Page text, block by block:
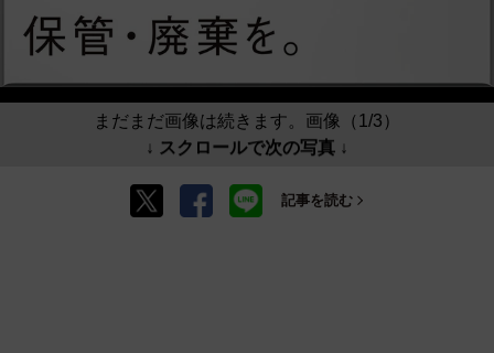
まだまだ画像は続きます。画像（1/3）
↓ スクロールで次の写真 ↓
記事を読む